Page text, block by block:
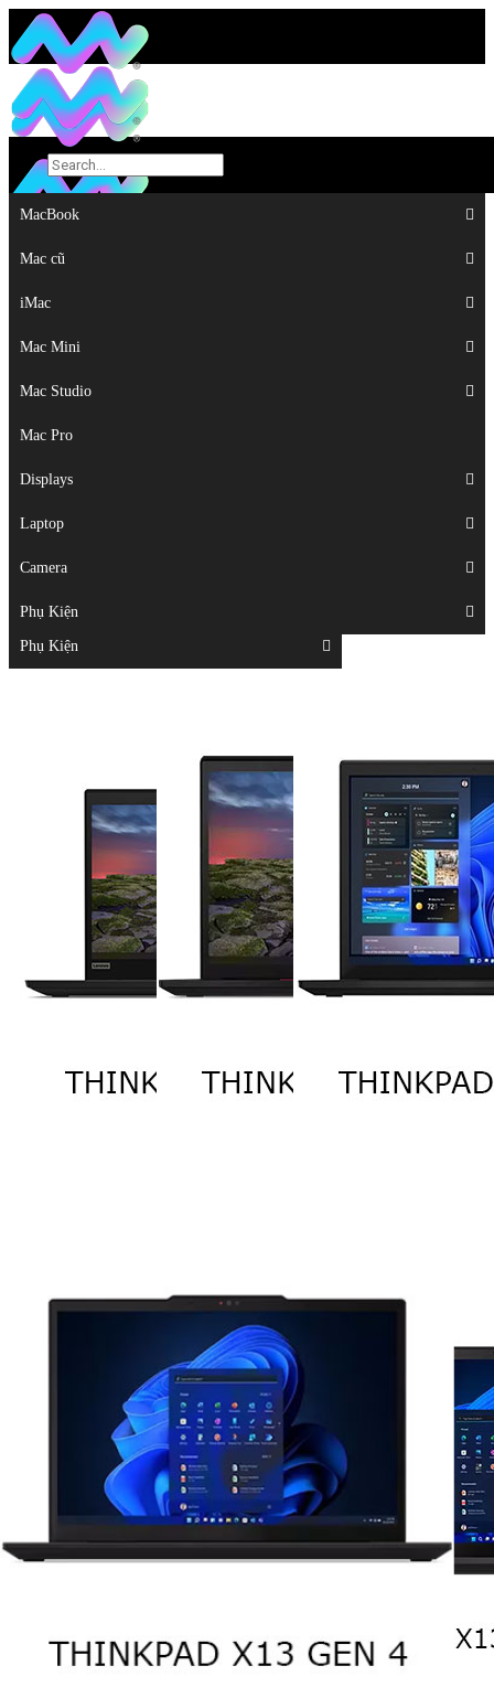
MacBook
Mac cũ
iMac
Mac Mini
Mac Studio
Mac Pro
Displays
Laptop
Camera
Phụ Kiện
MacBook
Mac cũ
iMac
Mac Mini
Mac Studio
Mac Pro
Displays
Laptop
Camera
Phụ Kiện
Top